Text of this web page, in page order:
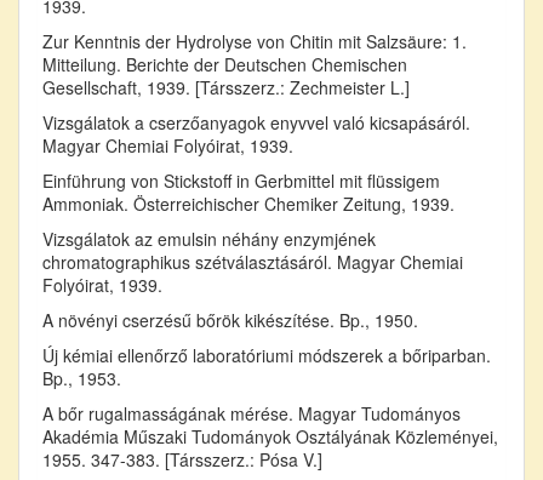
1939.
Zur Kenntnis der Hydrolyse von Chitin mit Salzsäure: 1.
Mitteilung. Berichte der Deutschen Chemischen
Gesellschaft, 1939. [Társszerz.: Zechmeister L.]
Vizsgálatok a cserzőanyagok enyvvel való kicsapásáról.
Magyar Chemiai Folyóirat, 1939.
Einführung von Stickstoff in Gerbmittel mit flüssigem
Ammoniak. Österreichischer Chemiker Zeitung, 1939.
Vizsgálatok az emulsin néhány enzymjének
chromatographikus szétválasztásáról. Magyar Chemiai
Folyóirat, 1939.
A növényi cserzésű bőrök kikészítése. Bp., 1950.
Új kémiai ellenőrző laboratóriumi módszerek a bőriparban.
Bp., 1953.
A bőr rugalmasságának mérése. Magyar Tudományos
Akadémia Műszaki Tudományok Osztályának Közleményei,
1955. 347-383. [Társszerz.: Pósa V.]